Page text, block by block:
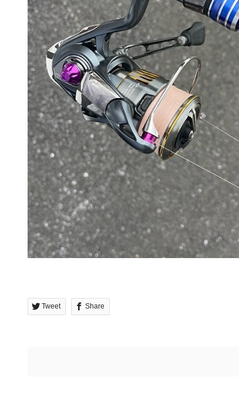
Tweet Share